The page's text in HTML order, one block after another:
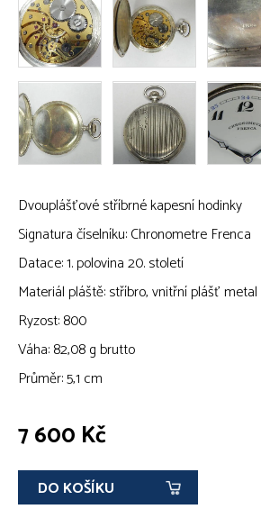
Dvouplášťové stříbrné kapesní hodinky
Signatura číselníku: Chronometre Frenca
Datace: 1. polovina 20. století
Materiál pláště: stříbro, vnitřní plášť metal
Ryzost: 800
Váha: 82,08 g brutto
Průměr: 5,1 cm
7 600 Kč
DO KOŠÍKU